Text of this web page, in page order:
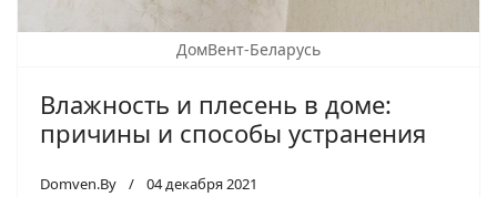
ДомВент-Беларусь
Влажность и плесень в доме:
причины и способы устранения
Domven.By 04 декабря 2021